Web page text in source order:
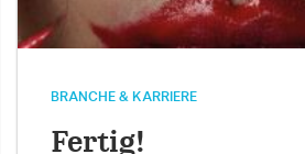
BRANCHE & KARRIERE
Fertig!